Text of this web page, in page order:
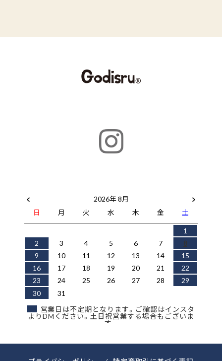
2026年 8月
日
月 火 水 木 金
土
1
2
3 4 5 6 7
8
9
10 11 12 13 14
15
16
17 18 19 20 21
22
23
24 25 26 27 28
29
30
31
営業日は不定期となります。ご確認はインスタ
よりDMください。土日祝営業する場合もございま
す。